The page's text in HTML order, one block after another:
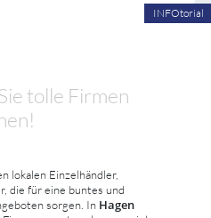
INFOtorial
tolle Firmen
lokalen Einzelhändler,
die für eine buntes und
sorgen. In Hagen